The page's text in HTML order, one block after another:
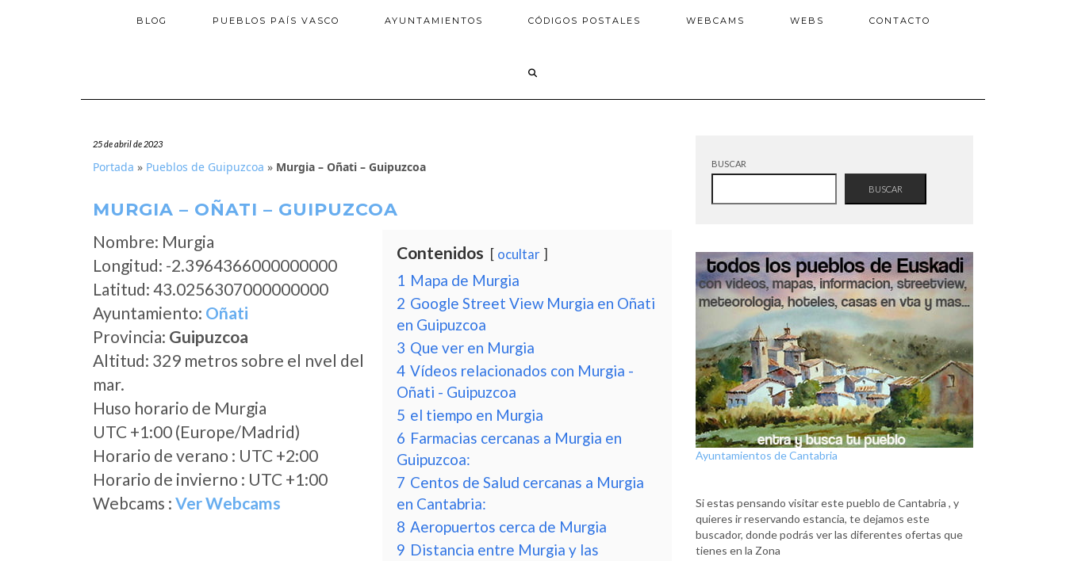
BLOG PUEBLOS PAÍS VASCO AYUNTAMIENTOS CÓDIGOS POSTALES WEBCAMS WEBS CONTACTO
25 de abril de 2023
Portada » Pueblos de Guipuzcoa » Murgia – Oñati – Guipuzcoa
MURGIA – OÑATI – GUIPUZCOA
Nombre: Murgia
Longitud: -2.3964366000000000
Latitud: 43.0256307000000000
Ayuntamiento: Oñati
Provincia: Guipuzcoa
Altitud: 329 metros sobre el nvel del
mar.
Huso horario de Murgia
UTC +1:00 (Europe/Madrid)
Horario de verano : UTC +2:00
Horario de invierno : UTC +1:00
Webcams : Ver Webcams
Contenidos ocultar
1 Mapa de Murgia
2 Google Street View Murgia en Oñati
en Guipuzcoa
3 Que ver en Murgia
4 Vídeos relacionados con Murgia -
Oñati - Guipuzcoa
5 el tiempo en Murgia
6 Farmacias cercanas a Murgia en
Guipuzcoa:
7 Centos de Salud cercanas a Murgia
en Cantabria:
8 Aeropuertos cerca de Murgia
9 Distancia entre Murgia y las
BUSCAR
BUSCAR
Ayuntamientos de Cantabria
Si estas pensando visitar este pueblo de Cantabria , y
quieres ir reservando estancia, te dejamos este
buscador, donde podrás ver las diferentes ofertas que
tienes en la Zona